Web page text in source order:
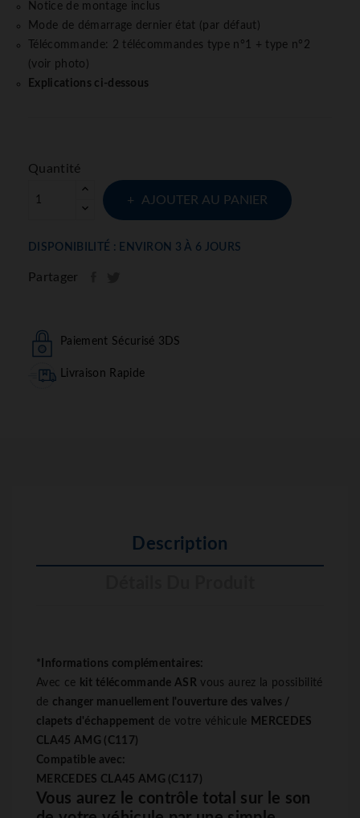
Notice de montage inclus
Mode de démarrage dernier état (par défaut)
Télécommande: 2 télécommandes type n°1 + type n°2
(voir photo)
Explications ci-dessous
Quantité
AJOUTER AU PANIER
DISPONIBILITÉ : ENVIRON 3 À 6 JOURS
Partager
Paiement Sécurisé 3DS
Livraison Rapide
Description
*Informations complémentaires:
Avec ce kit télécommandeASR vous aurez la possibilité
de changer manuellement l'ouverture des valves /
clapets d'échappement de votre véhicule MERCEDES
CLA45 AMG (C117)
Compatible avec:
MERCEDES CLA45 AMG (C117)
Vous aurez le contrôle total sur le son